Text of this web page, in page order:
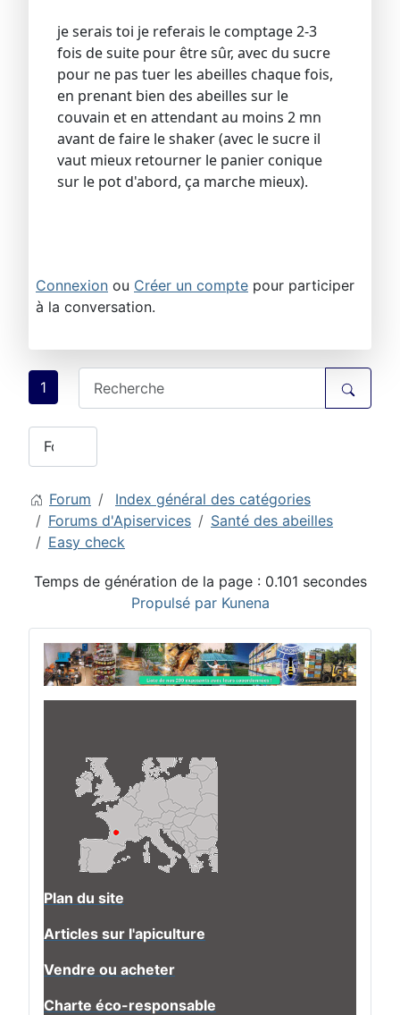
je serais toi je referais le comptage 2-3
fois de suite pour être sûr, avec du sucre
pour ne pas tuer les abeilles chaque fois,
en prenant bien des abeilles sur le
couvain et en attendant au moins 2 mn
avant de faire le shaker (avec le sucre il
vaut mieux retourner le panier conique
sur le pot d'abord, ça marche mieux).
Connexion ou Créer un compte pour participer
à la conversation.
1
Forum
Index général des catégories
Forums d'Apiservices
Santé des abeilles
Easy check
Temps de génération de la page : 0.101 secondes
Propulsé par Kunena
Plan du site
Articles sur l'apiculture
Vendre ou acheter
Charte éco-responsable